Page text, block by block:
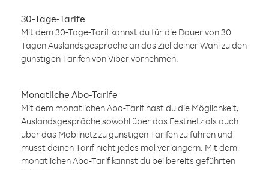
30-Tage-Tarife
Mit dem 30-Tage-Tarif kannst du für die Dauer von 30
Tagen Auslandsgespräche an das Ziel deiner Wahl zu den
günstigen Tarifen von Viber vornehmen.
Monatliche Abo-Tarife
Mit dem monatlichen Abo-Tarif hast du die Möglichkeit,
Auslandsgespräche sowohl über das Festnetz als auch
über das Mobilnetz zu günstigen Tarifen zu führen und
musst deinen Tarif nicht jedes mal verlängern. Mit dem
monatlichen Abo-Tarif kannst du bei bereits geführten